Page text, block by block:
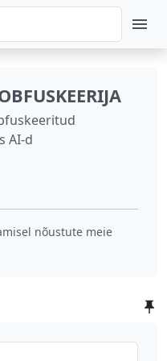
AI-d
nõustute meie